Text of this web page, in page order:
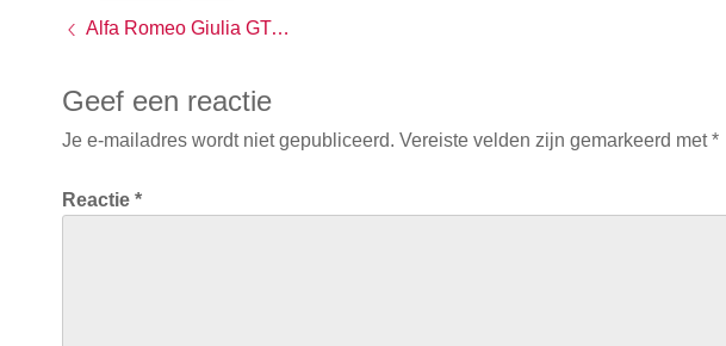
Alfa Romeo Giulia GTA en GTAm: heftiger en heftigst
Geef een reactie
Je e-mailadres wordt niet gepubliceerd. Vereiste velden zijn gemarkeerd met*
Reactie *